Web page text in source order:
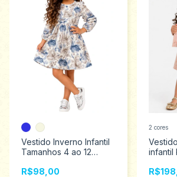
Vestido Inverno Infantil
Tamanhos 4 ao 12
R$98,00
infantil
2 cores